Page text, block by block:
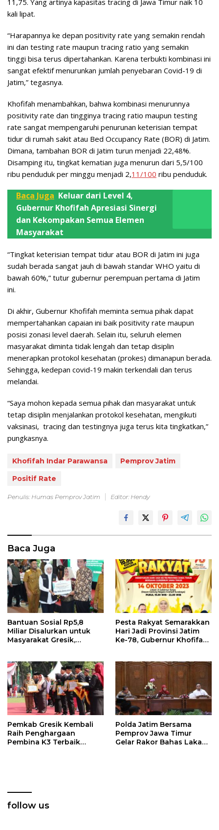
kali lipat.
“Harapannya ke depan positivity rate yang semakin rendah
ini dan testing rate maupun tracing ratio yang semakin
tinggi bisa terus dipertahankan. Karena terbukti kombinasi ini
sangat efektif menurunkan jumlah penyebaran Covid-19 di
Jatim,” tegasnya.
Khofifah menambahkan, bahwa kombinasi menurunnya
positivity rate dan tingginya tracing ratio maupun testing
rate sangat mempengaruhi penurunan keterisian tempat
tidur di rumah sakit atau Bed Occupancy Rate (BOR) di Jatim.
Dimana, tambahan BOR di Jatim turun menjadi 22,48%.
Disamping itu, tingkat kematian juga menurun dari 5,5/100
ribu penduduk per minggu menjadi 2,11/100 ribu penduduk.
Baca Juga Keluar dari Level 4,
Gubernur Khofifah Apresiasi Sinergi
dan Kekompakan Semua Elemen
Masyarakat
“Tingkat keterisian tempat tidur atau BOR di Jatim ini juga
sudah berada sangat jauh di bawah standar WHO yaitu di
bawah 60%,” tutur gubernur perempuan pertama di Jatim
ini.
Di akhir, Gubernur Khofifah meminta semua pihak dapat
mempertahankan capaian ini baik positivity rate maupun
posisi zonasi level daerah. Selain itu, seluruh elemen
masyarakat diminta tidak lengah dan tetap disiplin
menerapkan protokol kesehatan (prokes) dimanapun berada.
Sehingga, kedepan covid-19 makin terkendali dan terus
melandai.
“Saya mohon kepada semua pihak dan masyarakat untuk
tetap disiplin menjalankan protokol kesehatan, mengikuti
vaksinasi, tracing dan testingnya juga terus kita tingkatkan,”
pungkasnya.
Khofifah Indar Parawansa
Pemprov Jatim
Positif Rate
Penulis: Humas Pemprov Jatim Editor: Hendy
Baca Juga
Bantuan Sosial Rp5,8
Miliar Disalurkan untuk
Masyarakat Gresik,
Pesta Rakyat Semarakkan
Hari Jadi Provinsi Jatim
Ke-78, Gubernur Khofifah
Hadir dan Rayakan
Pemkab Gresik Kembali
Raih Penghargaan
Pembina K3 Terbaik
Polda Jatim Bersama
Pemprov Jawa Timur
Gelar Rakor Bahas Laka
follow us